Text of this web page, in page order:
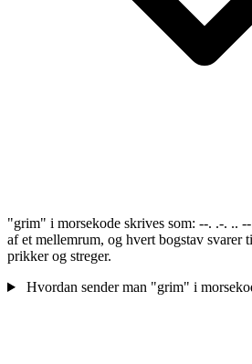
"grim" i morsekode skrives som: --. .-. ..
af et mellemrum, og hvert bogstav svarer
prikker og streger.
Hvordan sender man "grim" i